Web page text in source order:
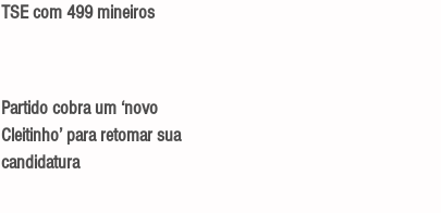
TSE com 499 mineiros
Partido cobra um ‘novo
Cleitinho’ para retomar sua
candidatura